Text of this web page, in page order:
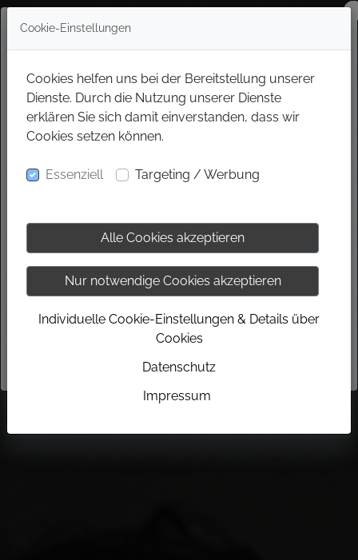
ANGEBOT SICHERN
Cookie-Einstellungen
Cookies helfen uns bei der Bereitstellung unserer
Dienste. Durch die Nutzung unserer Dienste
erklären Sie sich damit einverstanden, dass wir
Cookies setzen können.
Essenziell Targeting / Werbung
Alle Cookies akzeptieren
Nur notwendige Cookies akzeptieren
Individuelle Cookie-Einstellungen & Details über
Cookies
Datenschutz
Impressum